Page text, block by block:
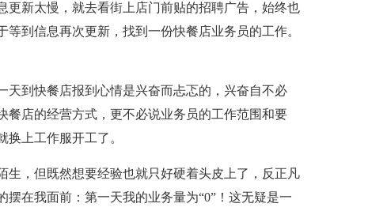
更新太慢，就去看街上店门前贴的招聘广告，始终也
到信息再次更新，找到一份快餐店业务员的工作。
到快餐店报到心情是兴奋而忐忑的，兴奋自不必
店的经营方式，更不必说业务员的工作范围和要
上工作服开工了。
，但既然想要经验也就只好硬着头皮上了，反正凡
在我面前：第一天我的业务量为“0”！这无疑是一